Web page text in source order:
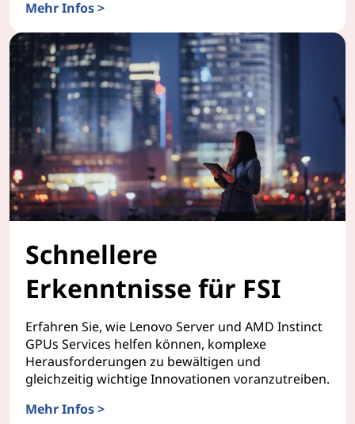
Mehr Infos >
Schnellere
Erkenntnisse für FSI
Erfahren Sie, wie Lenovo Server und AMD Instinct
GPUs Services helfen können, komplexe
Herausforderungen zu bewältigen und
gleichzeitig wichtige Innovationen voranzutreiben.
Mehr Infos >